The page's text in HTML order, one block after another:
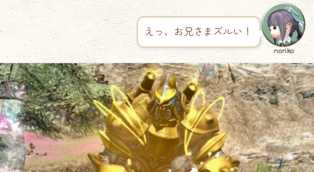
えっ、お兄さまズルい！
noriko